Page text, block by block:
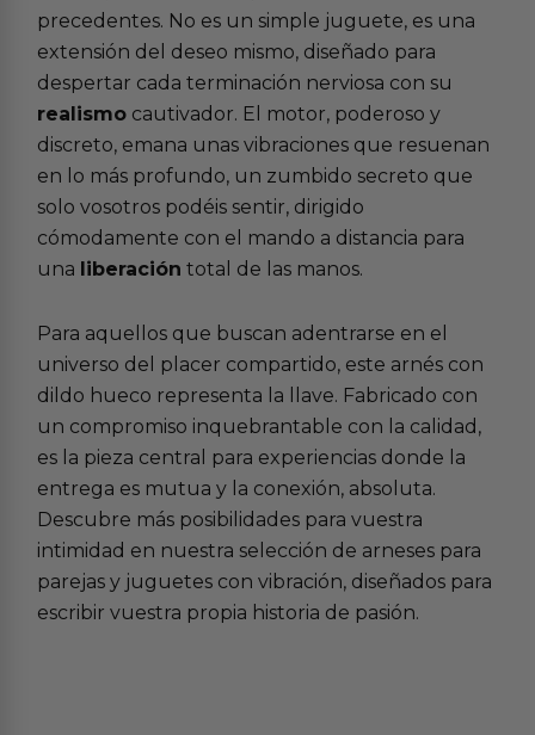
precedentes. No es un simple juguete, es una
extensión del deseo mismo, diseñado para
despertar cada terminación nerviosa con su
realismo cautivador. El motor, poderoso y
discreto, emana unas vibraciones que resuenan
en lo más profundo, un zumbido secreto que
solo vosotros podéis sentir, dirigido
cómodamente con el mando a distancia para
una liberación total de las manos.
Para aquellos que buscan adentrarse en el
universo del placer compartido, este arnés con
dildo hueco representa la llave. Fabricado con
un compromiso inquebrantable con la calidad,
es la pieza central para experiencias donde la
entrega es mutua y la conexión, absoluta.
Descubre más posibilidades para vuestra
intimidad en nuestra selección de arneses para
parejas y juguetes con vibración, diseñados para
escribir vuestra propia historia de pasión.